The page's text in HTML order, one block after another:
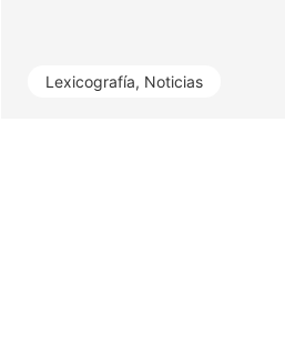
Lexicografía, Noticias